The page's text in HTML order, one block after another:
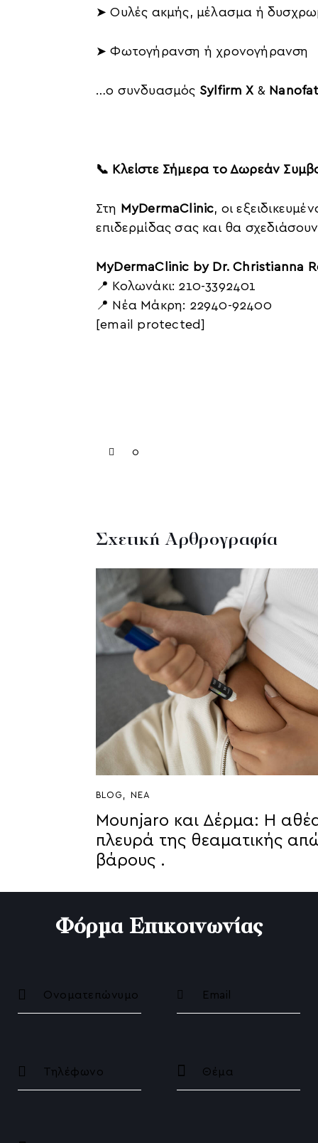
➤ Ουλές ακμής, μέλασμα ή
➤ Φωτογήρανση ή χρονογήρανση
…ο συνδυασμός Sylfirm X &
📞 Κλείστε Σήμερα το Δωρεάν
Στη MyDermaClinic, οι
επιδερμίδας σας και θα
MyDermaClinic by Dr. Christianna
📍 Κολωνάκι: 210-3392401
📍 Νέα Μάκρη: 22940-92400
[email protected]
0
Σχετική Αρθρογραφία
BLOG ΝΈΑ
Mounjaro και Δέρμα: Η
πλευρά της θεαματικής
βάρους .
Φόρμα Επικοινωνίας